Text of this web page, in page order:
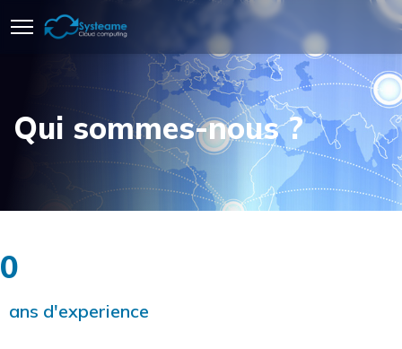
Qui sommes-nous ?
0
ans d'experience